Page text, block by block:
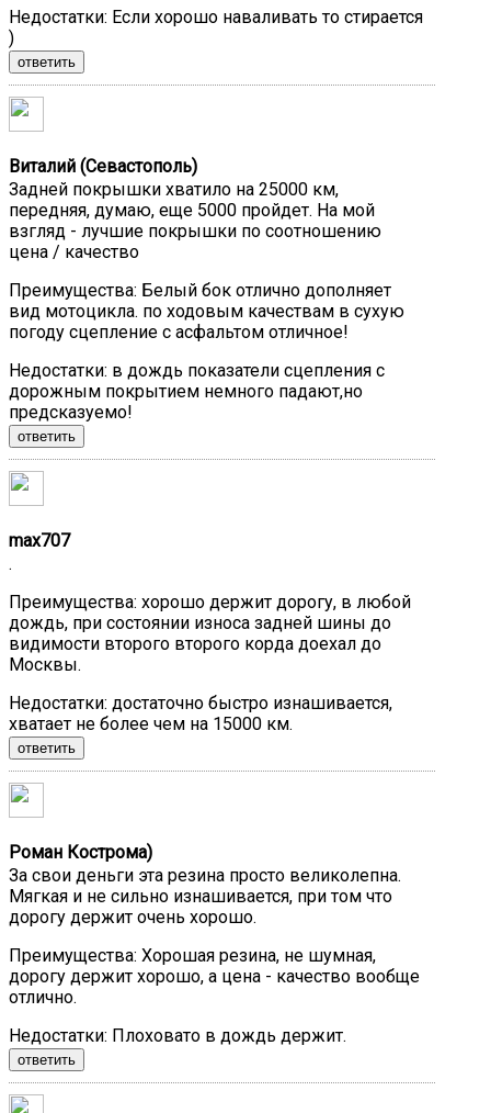
Недостатки: Если хорошо наваливать то стирается
)
ответить
Виталий (Севастополь)
Задней покрышки хватило на 25000 км,
передняя, думаю, еще 5000 пройдет. На мой
взгляд - лучшие покрышки по соотношению
цена / качество
Преимущества: Белый бок отлично дополняет
вид мотоцикла. по ходовым качествам в сухую
погоду сцепление с асфальтом отличное!
Недостатки: в дождь показатели сцепления с
дорожным покрытием немного падают,но
предсказуемо!
ответить
max707
.
Преимущества: хорошо держит дорогу, в любой
дождь, при состоянии износа задней шины до
видимости второго второго корда доехал до
Москвы.
Недостатки: достаточно быстро изнашивается,
хватает не более чем на 15000 км.
ответить
Роман Кострома)
За свои деньги эта резина просто великолепна.
Мягкая и не сильно изнашивается, при том что
дорогу держит очень хорошо.
Преимущества: Хорошая резина, не шумная,
дорогу держит хорошо, а цена - качество вообще
отлично.
Недостатки: Плоховато в дождь держит.
ответить